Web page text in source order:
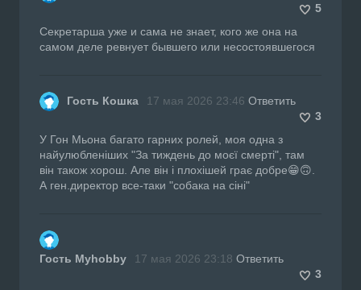
5
Секретарша уже и сама не знает, кого же она на
самом деле ревнует бывшего или несостоявшегося
Гость Кошка 17 мая 2026 23:46 Ответить
3
У Гон Мьона багато гарних ролей, моя одна з
найулюбленіших "За тиждень до моєї смерті", там
він також хорош. Але він і плохішей грає добре😁🙃.
А ген.директор все-таки "собака на сіні"
Гость Myhobby 17 мая 2026 23:18 Ответить
3